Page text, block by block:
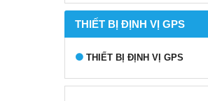
THIẾT BỊ ĐỊNH VỊ GPS
THIẾT BỊ ĐỊNH VỊ GPS